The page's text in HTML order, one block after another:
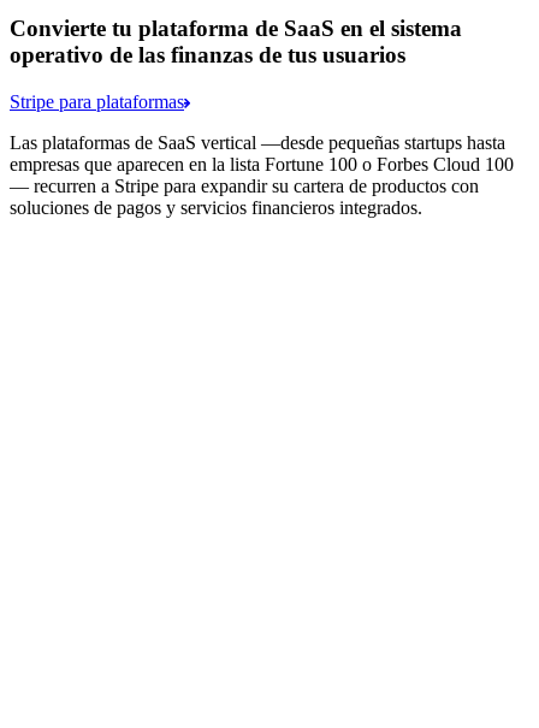
Convierte tu plataforma de SaaS en el sistema
operativo de las finanzas de tus usuarios
Stripe para plataformas
Las plataformas de SaaS vertical —desde pequeñas startups hasta
empresas que aparecen en la lista Fortune 100 o Forbes Cloud 100
— recurren a Stripe para expandir su cartera de productos con
soluciones de pagos y servicios financieros integrados.